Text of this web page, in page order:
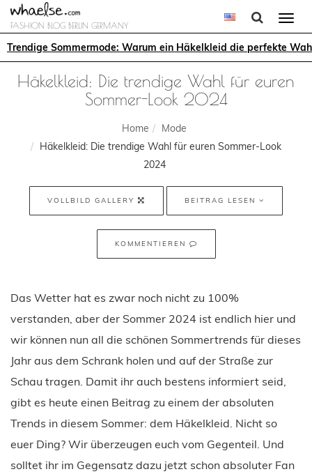
FASHION BLOG BERLIN GERMANY
Trendige Sommermode: Warum ein Häkelkleid die perfekte
Häkelkleid: Die trendige Wahl für euren
Sommer-Look 2024
Home
Mode
Häkelkleid: Die trendige Wahl für euren Sommer-Look
2024
VOLLBILD GALLERY BEITRAG LESEN
KOMMENTIEREN
Das Wetter hat es zwar noch nicht zu 100%
verstanden, aber der Sommer 2024 ist endlich hier und
wir können nun all die schönen Sommertrends für dieses
Jahr aus dem Schrank holen und auf der Straße zur
Schau tragen. Damit ihr auch bestens informiert seid,
gibt es heute einen Beitrag zu einem der absoluten
Trends in diesem Sommer: dem Häkelkleid. Nicht so
euer Ding? Wir überzeugen euch vom Gegenteil. Und
solltet ihr im Gegensatz dazu jetzt schon absoluter Fan